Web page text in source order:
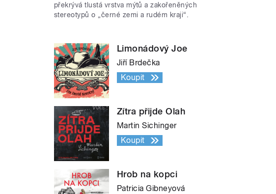
překrývá tlustá vrstva mýtů a zakořeněných
stereotypů o „černé zemi a rudém kraji“.
Limonádový Joe
Jiří Brdečka
Koupit
Zítra přijde Olah
Martin Sichinger
Koupit
Hrob na kopci
Patricia Gibneyová